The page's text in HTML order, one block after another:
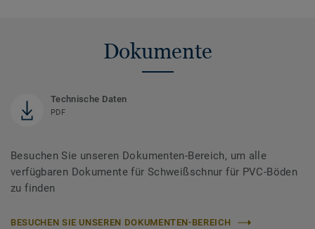
Dokumente
Technische Daten
PDF
Besuchen Sie unseren Dokumenten-Bereich, um alle
verfügbaren Dokumente für Schweißschnur für PVC-Böden
zu finden
BESUCHEN SIE UNSEREN DOKUMENTEN-BEREICH